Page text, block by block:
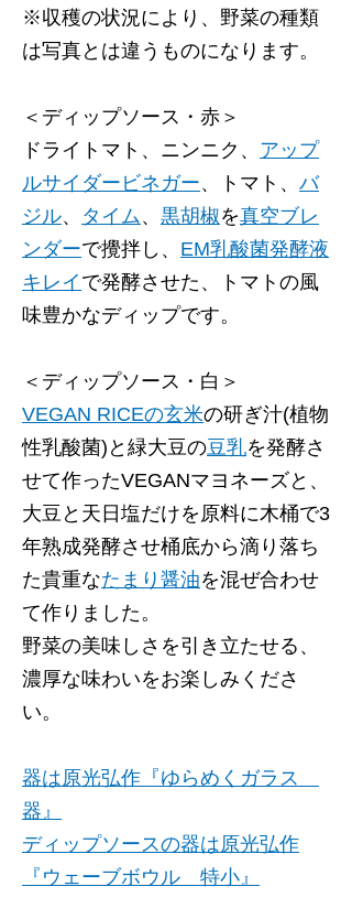
※収穫の状況により、野菜の種類
は写真とは違うものになります。
＜ディップソース・赤＞
ドライトマト、ニンニク、 アップ
ルサイダービネガー、トマト、 バ
ジル、 タイム、 黒胡椒を真空ブレ
ンダーで攪拌し 、 EM乳酸菌発酵液
キレイ で発酵させた、トマトの風
味豊かなディップです。
＜ディップソース・白＞
VEGAN RICEの玄米の研ぎ汁(植物
性乳酸菌)と緑大豆の豆乳を発酵さ
せて作ったVEGANマヨネーズと、
大豆と天日塩だけを原料に木桶で3
年熟成発酵させ桶底から滴り落ち
た貴重なたまり醤油を混ぜ合わせ
て作りました。
野菜の美味しさを引き立たせる、
濃厚な味わいをお楽しみくださ
い。
器は原光弘作『ゆらめくガラス
器』
ディップソースの器は原光弘作
『ウェーブボウル 特小』